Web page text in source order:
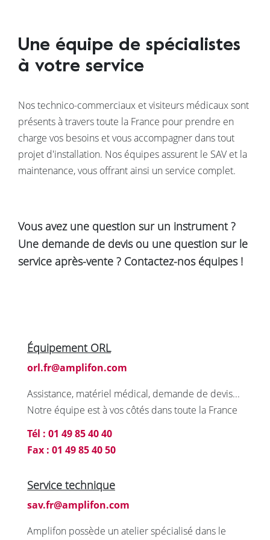
Une équipe de spécialistes
à votre service
Nos technico-commerciaux et visiteurs médicaux sont
présents à travers toute la France pour prendre en
charge vos besoins et vous accompagner dans tout
projet d'installation. Nos équipes assurent le SAV et la
maintenance, vous offrant ainsi un service complet.
Vous avez une question sur un instrument ?
Une demande de devis ou une question sur le
service après-vente ? Contactez-nos équipes !
Équipement ORL
orl.fr@amplifon.com
Assistance, matériel médical, demande de devis...
Notre équipe est à vos côtés dans toute la France
Tél : 01 49 85 40 40
Fax : 01 49 85 40 50
Service technique
sav.fr@amplifon.com
Amplifon possède un atelier spécialisé dans le